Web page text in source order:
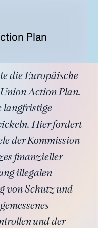
Plan
die Europäische
Action Plan.
langfristige
Hier fordert
der Kommission
finanzieller
illegalen
von Schutz und
und der